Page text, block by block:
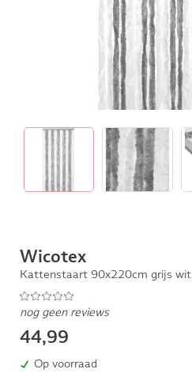
Wicotex
Kattenstaart 90x220cm grijs wit
nog geen reviews
44,99
Op voorraad